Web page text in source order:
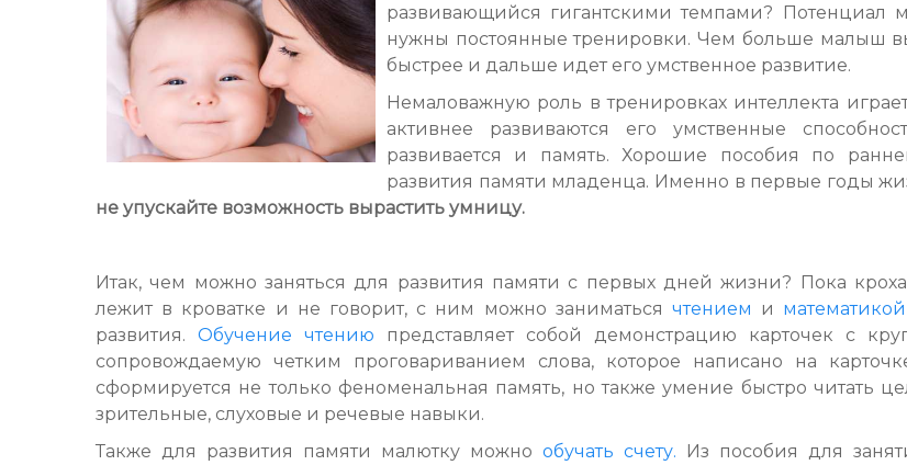
развивающийся гигантскими темпами? Потенциал
нужны постоянные тренировки. Чем больше малыш
быстрее и дальше идет его умственное развитие.
Немаловажную роль в тренировках интеллекта
активнее развиваются его умственные
развивается и память. Хорошие пособия по
развития памяти младенца. Именно в первые годы
не упускайте возможность вырастить умницу.
Итак, чем можно заняться для развития памяти с первых дней жизни? Пока
лежит в кроватке и не говорит, с ним можно заниматься чтением и математикой
развития. Обучение чтению представляет собой демонстрацию карточек с
сопровождаемую четким проговариванием слова, которое написано на
сформируется не только феноменальная память, но также умение быстро читать
зрительные, слуховые и речевые навыки.
Также для развития памяти малютку можно обучать счету. Из пособия для